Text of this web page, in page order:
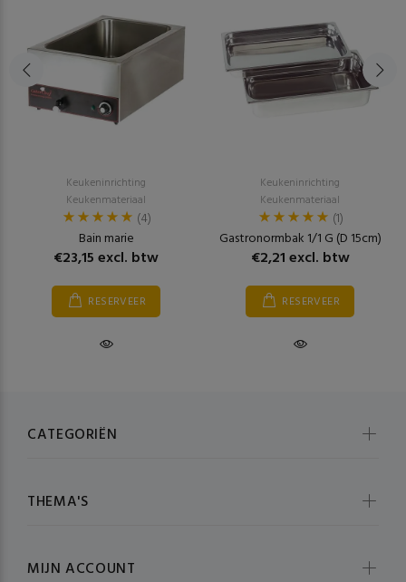
Keukeninrichting
Keukenmateriaal
(4)
Bain marie
€23,15 excl. btw
RESERVEER
Keukeninrichting
Keukenmateriaal
(1)
Gastronormbak 1/1 G (D 15cm)
€2,21 excl. btw
RESERVEER
CATEGORIËN
THEMA'S
MIJN ACCOUNT